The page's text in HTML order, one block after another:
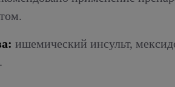
ишемический инсульт,